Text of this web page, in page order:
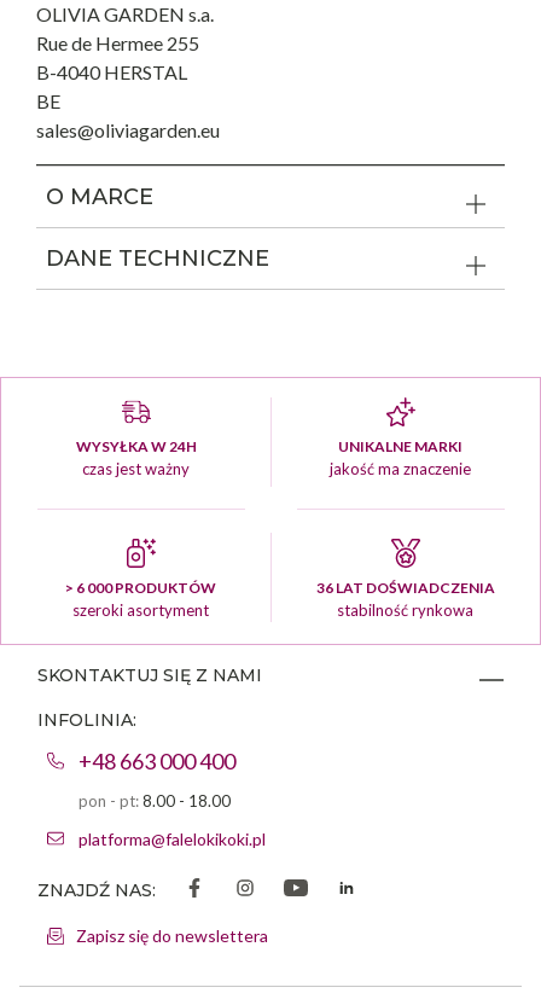
OLIVIA GARDEN s.a.
Rue de Hermee 255
B-4040 HERSTAL
BE
sales@oliviagarden.eu
O MARCE
DANE TECHNICZNE
WYSYŁKA W 24H
czas jest ważny
UNIKALNE MARKI
jakość ma znaczenie
> 6 000 PRODUKTÓW
szeroki asortyment
36 LAT DOŚWIADCZENIA
stabilność rynkowa
SKONTAKTUJ SIĘ Z NAMI
INFOLINIA:
+48 663 000 400
pon - pt:8.00 - 18.00
platforma@falelokikoki.pl
ZNAJDŹ NAS:
Zapisz się do newslettera